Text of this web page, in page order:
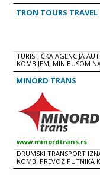
KOMBI 8+1 Vozila su
uređaje tv dvd audio mp3
TRON TOURS TRAVEL
TURISTIČKA AGENCIJA
KOMBIJEM, MINIBUSOM
MINORD TRANS
www.minordtrans.rs
DRUMSKI TRANSPORT
KOMBI PREVOZ PUTNIKA
DISTRIBUCIJA ROBE